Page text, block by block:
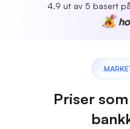
4.9 ut av 5 basert på
Priser